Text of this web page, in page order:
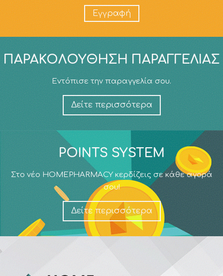
Εγγραφή
ΠΑΡΑΚΟΛΟΎΘΗΣΗ ΠΑΡΑΓΓΕΛΊΑΣ
Εντόπισε την παραγγελία σου.
Δείτε περισσότερα
POINTS SYSTEM
Στο νέο HOMEPHARMACY κερδίζεις σε κάθε αγορά
σου!
Δείτε περισσότερα